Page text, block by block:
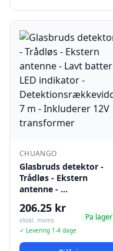
CHUANGO
Glasbruds detektor -
Trådløs - Ekstern
antenne - …
206.25 kr
ekskl. moms
✓ Levering 1-4 dage
Pa lager